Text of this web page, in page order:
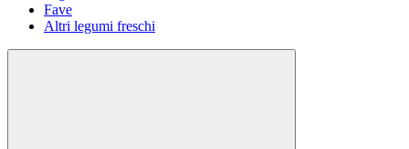
Fave
Altri legumi freschi